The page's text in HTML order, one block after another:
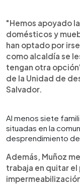
"Hemos apoyado
domésticos y
han optado por
como alcaldía se
tengan otra
de la Unidad de
Salvador.
Al menos siete
situadas en la
desprendimiento de
Además, Muñoz
trabaja en quitar el